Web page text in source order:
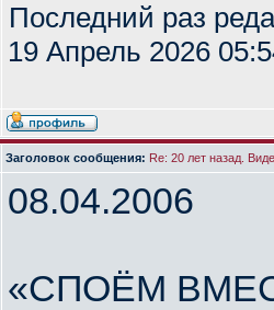
Последний раз
19 Апрель 2026
Заголовок сообщения: Re: 20 лет назад.
08.04.2006
«СПОЁМ